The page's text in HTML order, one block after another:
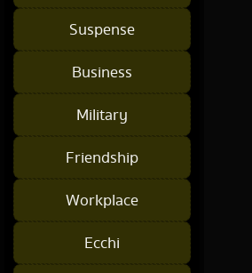
Suspense
Business
Military
Friendship
Workplace
Ecchi